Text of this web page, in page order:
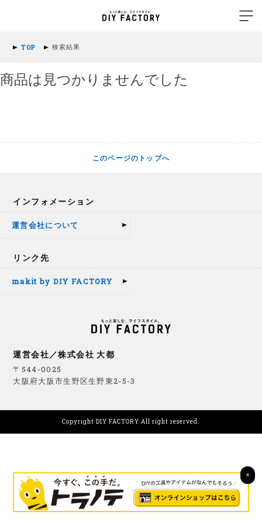
TOP 検索結果
商品は見つかりませんでした
このページのトップへ
インフォメーション
運営会社について
リンク先
makit by DIY FACTORY
運営会社／株式会社 大都
〒544-0025
大阪府大阪市生野区生野東2-5-3
Copyright DIY FACTORY All right reserved.
×